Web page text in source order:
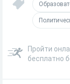
Пройти
бесплатно